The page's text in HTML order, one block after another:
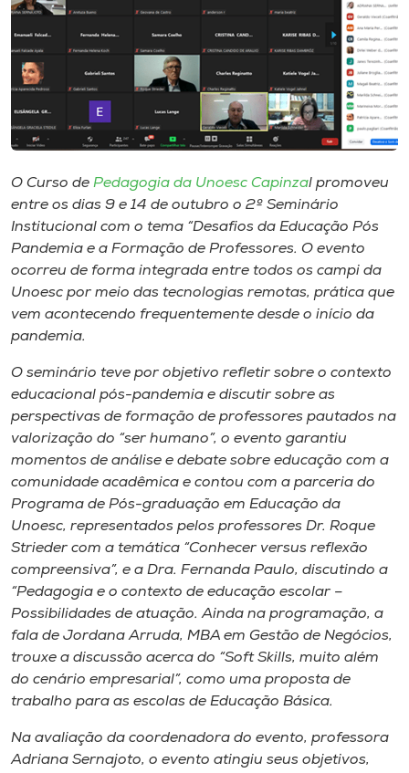
Editora
Rádio
Museu
Unoesc
Store
Selecione
O Curso de Pedagogia da Unoesc Capinzal promoveu
entre os dias 9 e 14 de outubro o 2º Seminário
Institucional com o tema “Desafios da Educação Pós
Pandemia e a Formação de Professores. O evento
ocorreu de forma integrada entre todos os campi da
Unoesc por meio das tecnologias remotas, prática que
vem acontecendo frequentemente desde o início da
pandemia.
O seminário teve por objetivo refletir sobre o contexto
educacional pós-pandemia e discutir sobre as
perspectivas de formação de professores pautados na
valorização do “ser humano”, o evento garantiu
momentos de análise e debate sobre educação com a
comunidade acadêmica e contou com a parceria do
Programa de Pós-graduação em Educação da
Unoesc, representados pelos professores Dr. Roque
Strieder com a temática “Conhecer versus reflexão
compreensiva”, e a Dra. Fernanda Paulo, discutindo a
“Pedagogia e o contexto de educação escolar –
Possibilidades de atuação. Ainda na programação, a
fala de Jordana Arruda, MBA em Gestão de Negócios,
trouxe a discussão acerca do “Soft Skills, muito além
do cenário empresarial”, como uma proposta de
trabalho para as escolas de Educação Básica.
Na avaliação da coordenadora do evento, professora
Adriana Sernajoto, o evento atingiu seus objetivos,